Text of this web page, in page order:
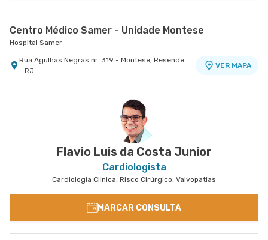
Centro Médico Samer - Unidade Montese
Hospital Samer
Rua Agulhas Negras nr. 319 - Montese, Resende
- RJ
VER MAPA
Flavio Luis da Costa Junior
Cardiologista
Cardiologia Clinica, Risco Cirúrgico, Valvopatias
MARCAR CONSULTA